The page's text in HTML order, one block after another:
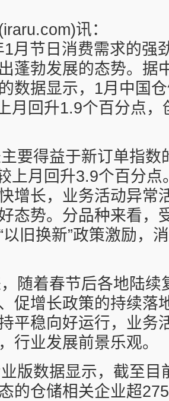
讯：
1月节日消费需求的强
蓬勃发展的态势。据
数据显示，1月中国
月回升1.9个百分点，
要得益于新订单指数
上月回升3.9个百分点
增长，业务活动异常
态势。分品种来看，
以旧换新”政策激励，
随着春节后各地陆续
促增长政策的持续落
平稳向好运行，业务
行业发展前景乐观。
版数据显示，截至目
的仓储相关企业超